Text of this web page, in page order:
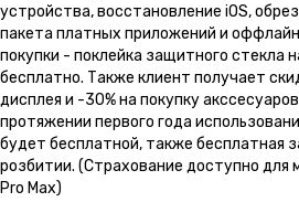
устройства, восстановление iOS,
пакета платных приложений и
покупки - поклейка защитного стекла
бесплатно. Также клиент получает
дисплея и -30% на покупку
протяжении первого года
будет бесплатной, также бесплатная
розбитии. (Страхование доступно для
Pro Max)